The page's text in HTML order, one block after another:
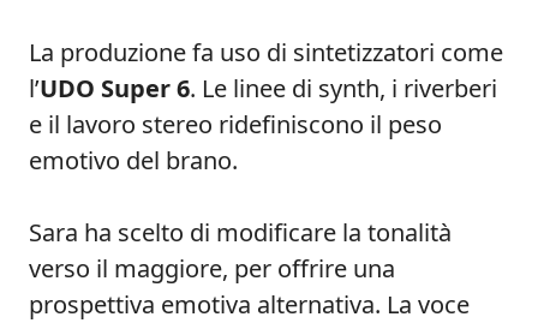
La produzione fa uso di sintetizzatori come
l’UDO Super 6. Le linee di synth, i riverberi
e il lavoro stereo ridefiniscono il peso
emotivo del brano.
Sara ha scelto di modificare la tonalità
verso il maggiore, per offrire una
prospettiva emotiva alternativa. La voce